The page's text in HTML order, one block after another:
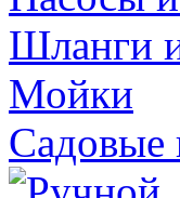
Шланги
Мойки
Садовые